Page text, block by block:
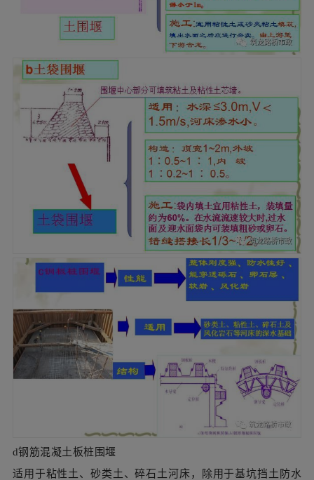
d钢筋混凝土板桩围堰
适用于粘性土、砂类土、碎石土河床，除用于基坑挡土防水
以外，还可不拔除做为建筑结构物的一部分。通常板宽50～
60cm，厚10～30cm。为使其合拢及企口接缝，插打板桩
时，应从上游开始按顺序进行直至下游合拢。
e套箱围堰
适用于埋置不深的水中基础，也可以修建桩基承台。无底套